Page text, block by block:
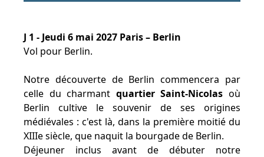
J 1 - Jeudi 6 mai 2027 Paris – Berlin
Vol pour Berlin.
Notre découverte de Berlin commencera par
celle du charmant quartier Saint-Nicolas où
Berlin cultive le souvenir de ses origines
médiévales : c'est là, dans la première moitié du
XIIIe siècle, que naquit la bourgade de Berlin.
Déjeuner inclus avant de débuter notre